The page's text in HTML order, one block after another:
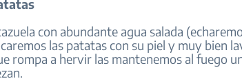
con abundante agua salada
las patatas con su piel y muy bien
rompa a hervir las mantenemos al fuego